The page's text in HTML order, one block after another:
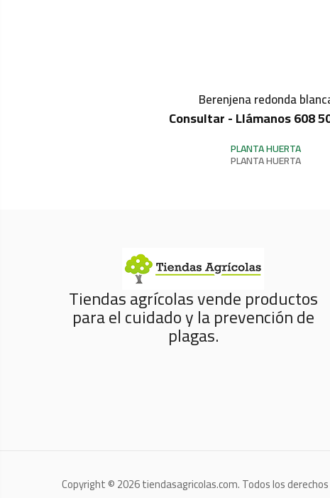
IN STOCK
Berenjena redonda
Consultar - Llámanos 608
PLANTA HUERTA
PLANTA HUERTA
Tiendas agrícolas vende productos
para el cuidado y la prevención de
plagas.
Copyright © 2026 tiendasagricolas.com. Todos los